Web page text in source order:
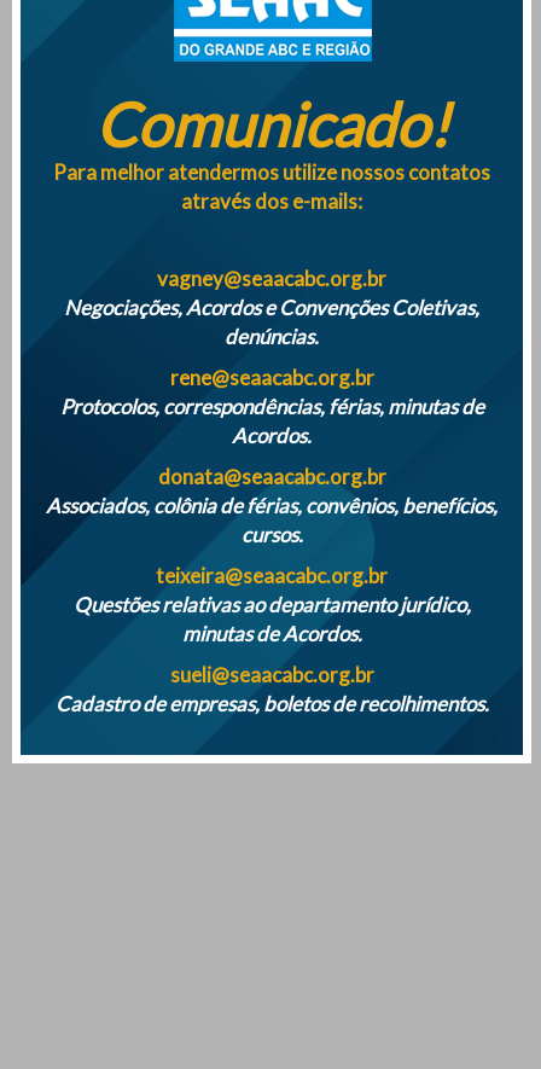
Empresas terão que monitorar saúde mental dos
trabalhadores a partir de maio 2025
ATENÇÃO PARA O INICIO DAS FÉRIAS COLETIVAS DE 2024
Mais notícias
Comunicado!
Para melhor atendermos utilize nossos contatos
através dos e-mails:
vagney@seaacabc.org.br
Negociações, Acordos e Convenções Coletivas,
denúncias.
rene@seaacabc.org.br
Protocolos, correspondências, férias, minutas de
Acordos.
donata@seaacabc.org.br
Associados, colônia de férias, convênios, benefícios,
cursos.
teixeira@seaacabc.org.br
Questões relativas ao departamento jurídico,
minutas de Acordos.
sueli@seaacabc.org.br
Cadastro de empresas, boletos de recolhimentos.